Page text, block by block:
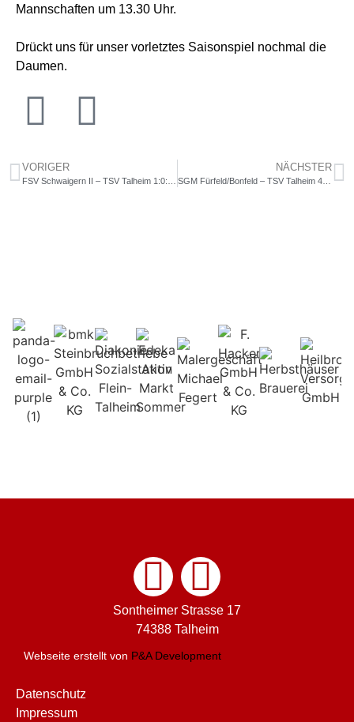
Mannschaften um 13.30 Uhr.
Drückt uns für unser vorletztes Saisonspiel nochmal die
Daumen.
VORIGER NÄCHSTER
SGM Fürfeld/Bonfeld – TSV Talheim 4:2: Vorne und hinten zu unkonzentriert
Sontheimer Strasse 17
74388 Talheim
Webseite erstellt von P&A Development
Datenschutz
Impressum